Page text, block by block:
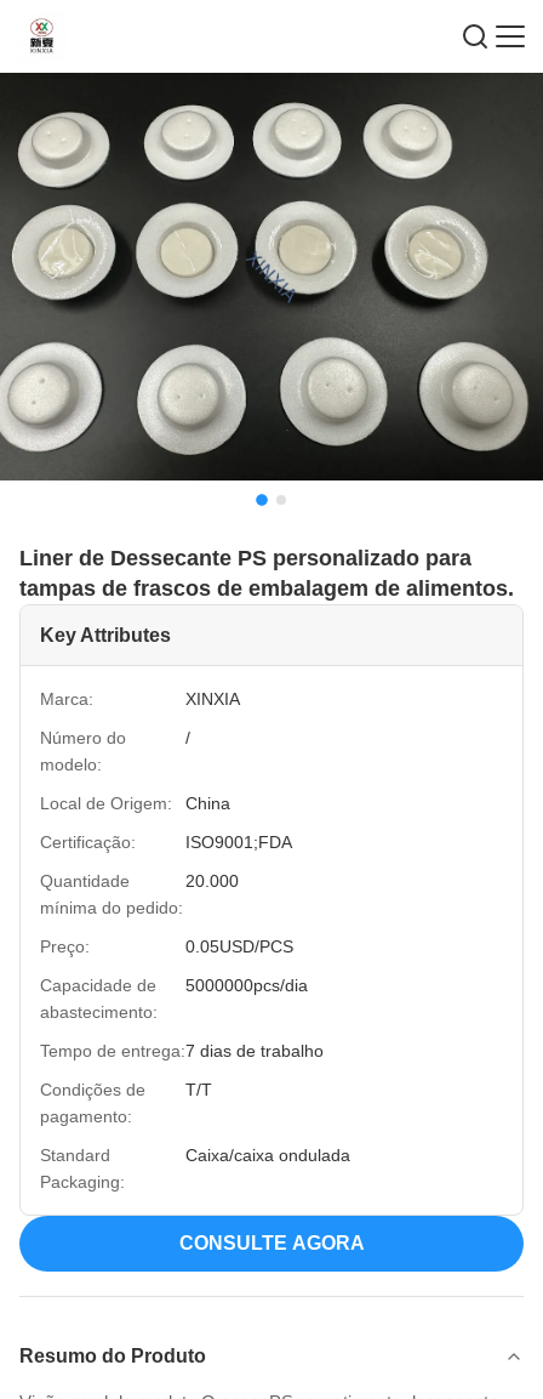
Liner de Dessecante PS personalizado para
tampas de frascos de embalagem de alimentos.
Key Attributes
Marca:
XINXIA
Número do
modelo:
/
Local de Origem:
China
Certificação:
ISO9001;FDA
Quantidade
mínima do pedido:
20.000
Preço:
0.05USD/PCS
Capacidade de
abastecimento:
5000000pcs/dia
Tempo de entrega:7 dias de trabalho
Condições de
pagamento:
T/T
Standard
Packaging:
Caixa/caixa ondulada
CONSULTE AGORA
Resumo do Produto